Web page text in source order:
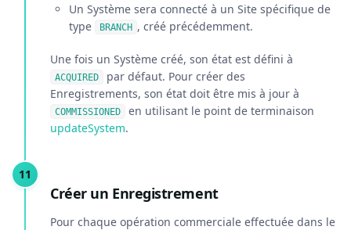
Un Système sera connecté à un Site spécifique de
type
BRANCH , créé précédemment.
Une fois un Système créé, son état est défini à
ACQUIRED
par défaut. Pour créer des
Enregistrements, son état doit être mis à jour à
COMMISSIONED
en utilisant le point de terminaison
updateSystem.
Créer un Enregistrement
Pour chaque opération commerciale effectuée dans le